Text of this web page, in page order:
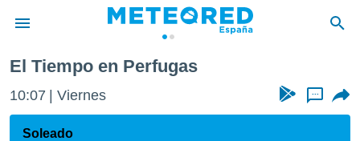
de
por
El Tiempo en Perfugas
10:07 Viernes ...
Soleado